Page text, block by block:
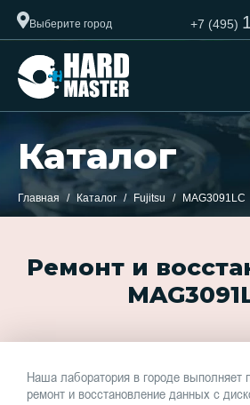
Выберите город +7 (495)
Каталог
Главная Каталог Fujitsu MAG3091LC
Ремонт и
Наша лаборатория в городе выполняет
ремонт и восстановление данных с